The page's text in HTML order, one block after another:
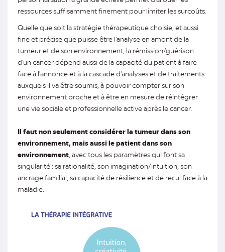
ressources suffisamment finement pour limiter les surcoûts.
Quelle que soit la stratégie thérapeutique choisie, et aussi
fine et précise que puisse être l'analyse en amont de la
tumeur et de son environnement, la rémission/guérison
d'un cancer dépend aussi de la capacité du patient à faire
face à l'annonce et à la cascade d'analyses et de traitements
auxquels il va être soumis, à pouvoir compter sur son
environnement proche et à être en mesure de réintégrer
une vie sociale et professionnelle active après le cancer.
Il faut non seulement considérer la tumeur dans son
environnement, mais aussi le patient dans son
environnement , avec tous les paramètres qui font sa
singularité : sa rationalité, son imagination/intuition, son
ancrage familial, sa capacité de résilience et de recul face à la
maladie.